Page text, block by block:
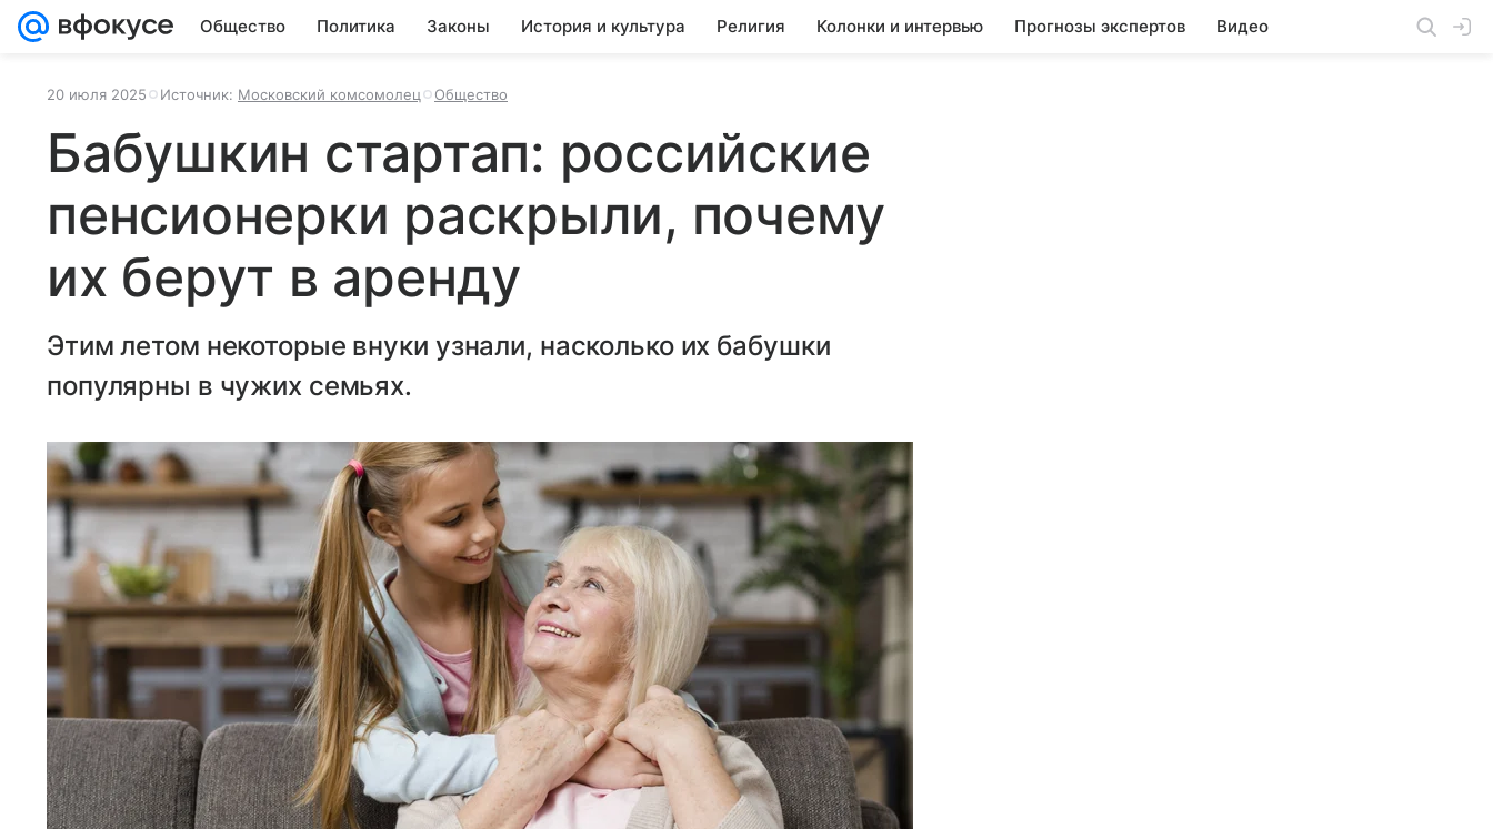
Общество Политика Законы История и культура Религия Колонки и интервью Прогнозы экспертов Видео
20 июля 2025 Источник: Московский комсомолец Общество
Бабушкин стартап: российские
пенсионерки раскрыли, почему
их берут в аренду
Этим летом некоторые внуки узнали, насколько их бабушки
популярны в чужих семьях.